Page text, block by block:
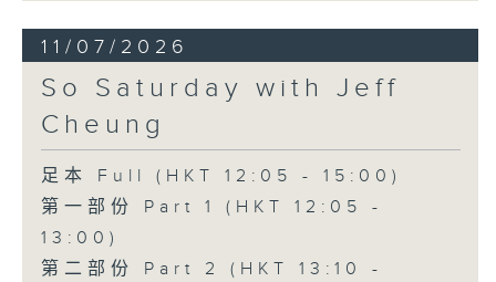
11/07/2026
So Saturday with Jeff
Cheung
足本 Full (HKT 12:05 - 15:00)
第一部份 Part 1 (HKT 12:05 -
13:00)
第二部份 Part 2 (HKT 13:10 -